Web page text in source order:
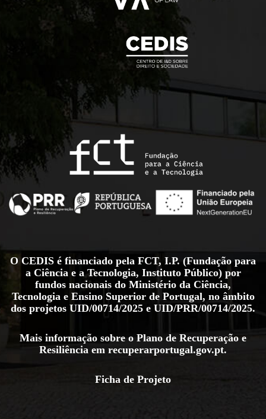
O CEDIS é financiado pela FCT, I.P. (Fundação para
a Ciência e a Tecnologia, Instituto Público) por
fundos nacionais do Ministério da Ciência,
Tecnologia e Ensino Superior de Portugal, no âmbito
dos projetos UID/00714/2025 e UID/PRR/00714/2025.
Mais informação sobre o Plano de Recuperação e
Resiliência em recuperarportugal.gov.pt.
Ficha de Projeto